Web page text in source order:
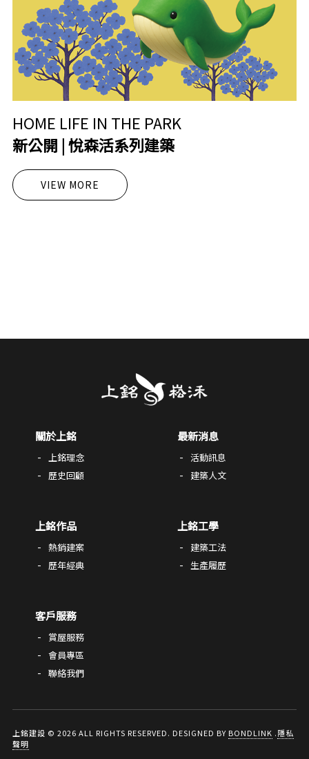
HOME LIFE IN THE PARK
新公開 | 悅森活系列建築
VIEW MORE
關於上銘
上銘理念
歷史回顧
最新消息
活動訊息
建築人文
上銘作品
熱銷建案
歷年經典
上銘工學
建築工法
生產履歷
客戶服務
賞屋服務
會員專區
聯絡我們
上銘建設 © 2026 ALL RIGHTS RESERVED. DESIGNED BY BONDLINK .隱私
聲明